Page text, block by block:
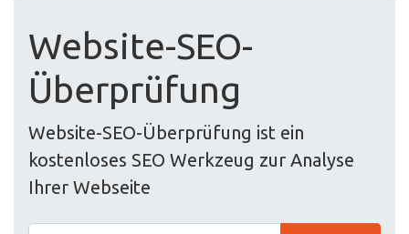
Website-SEO-
Überprüfung
Website-SEO-Überprüfung ist ein
kostenloses SEO Werkzeug zur Analyse
Ihrer Webseite